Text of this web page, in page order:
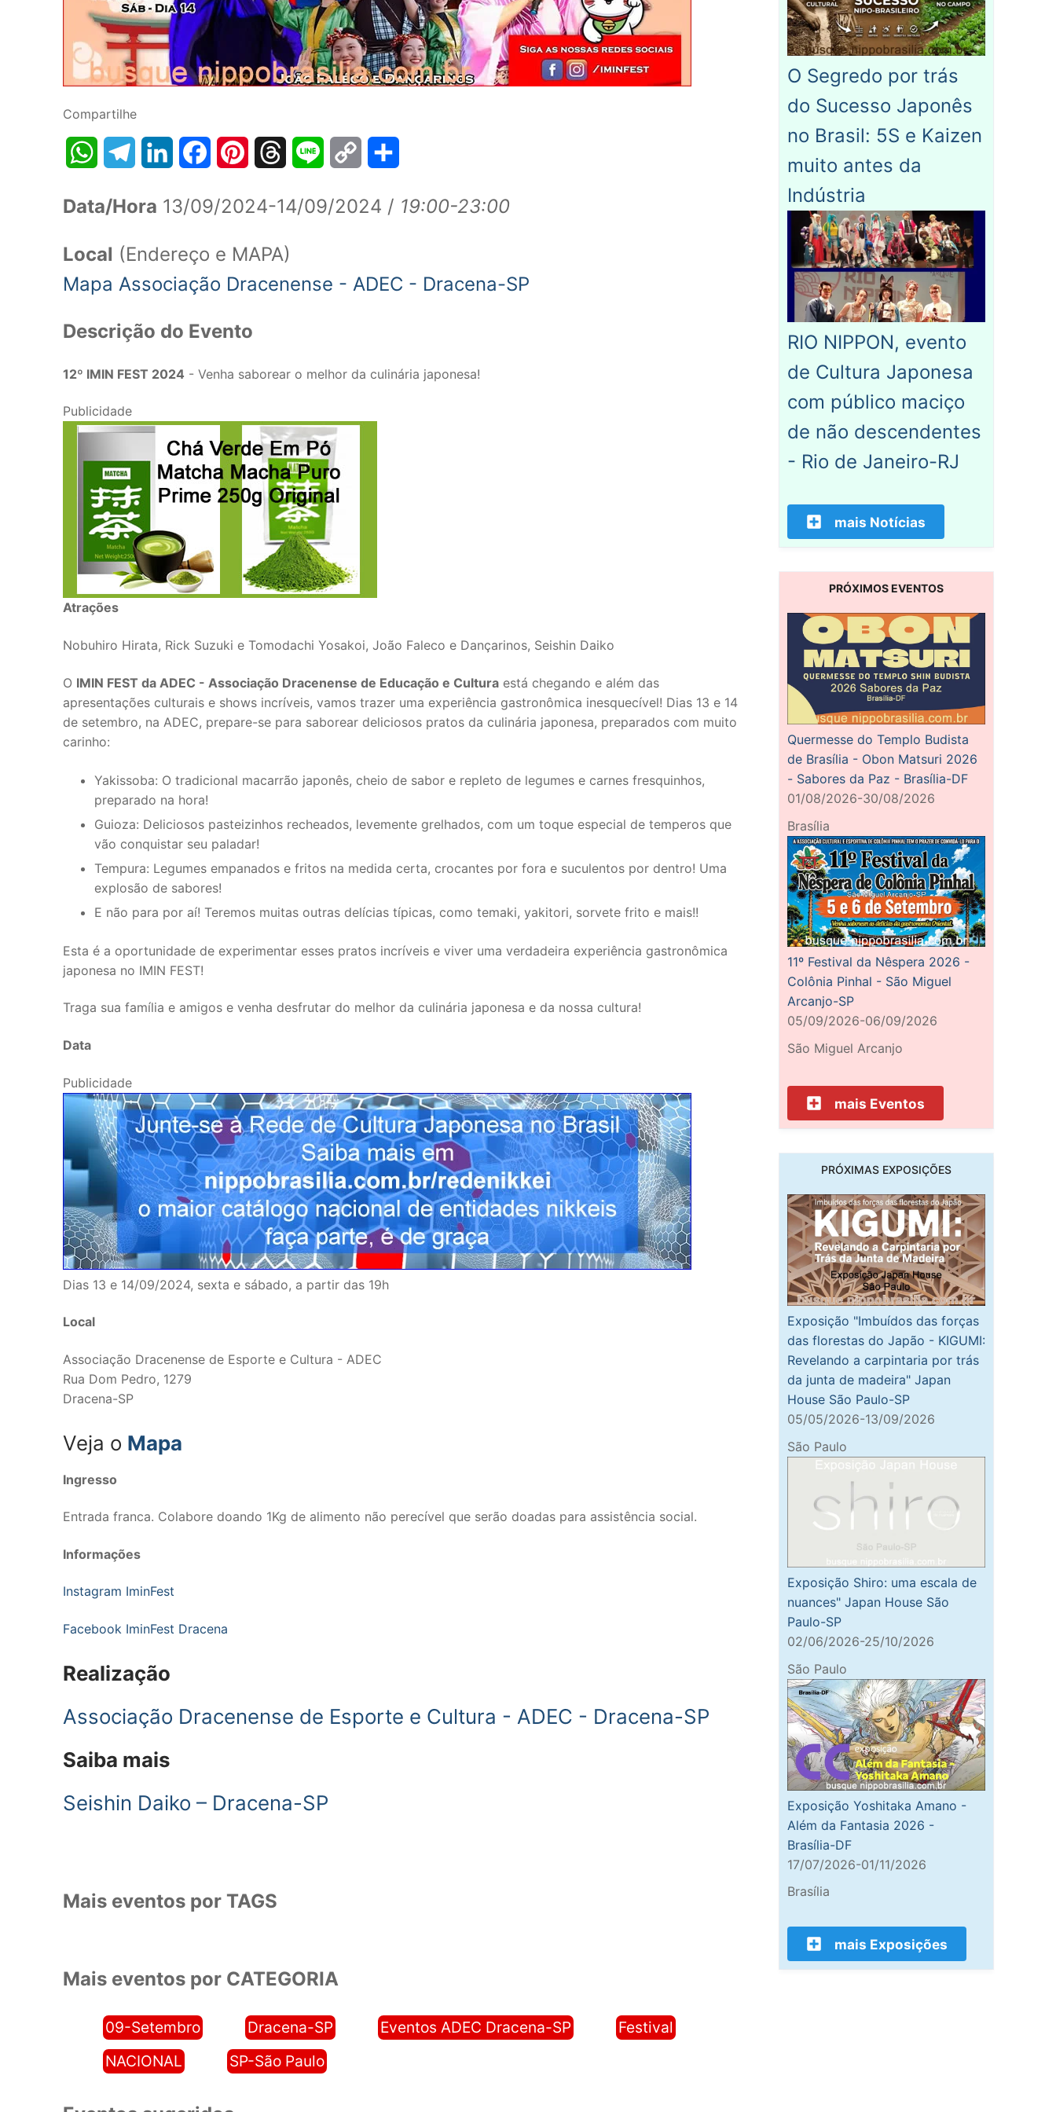
Compartilhe
WhatsAppTelegramLinkedInFacebookPinterestThreads Line
Copy
Data/Hora 13/09/2024-14/09/2024 / 19:00-23:00
Local (Endereço e MAPA)
Mapa Associação Dracenense - ADEC - Dracena-SP
Descrição do Evento
12º IMIN FEST 2024 - Venha saborear o melhor da culinária japonesa!
Publicidade
Atrações
Nobuhiro Hirata, Rick Suzuki e Tomodachi Yosakoi, João Faleco e Dançarinos, Seishin Daiko
O IMIN FEST da ADEC - Associação Dracenense de Educação e Cultura está chegando e além das
apresentações culturais e shows incríveis, vamos trazer uma experiência gastronômica inesquecível! Dias 13 e 14
de setembro, na ADEC, prepare-se para saborear deliciosos pratos da culinária japonesa, preparados com muito
carinho:
Yakissoba: O tradicional macarrão japonês, cheio de sabor e repleto de legumes e carnes fresquinhos,
preparado na hora!
Guioza: Deliciosos pasteizinhos recheados, levemente grelhados, com um toque especial de temperos que
vão conquistar seu paladar!
Tempura: Legumes empanados e fritos na medida certa, crocantes por fora e suculentos por dentro! Uma
explosão de sabores!
E não para por aí! Teremos muitas outras delícias típicas, como temaki, yakitori, sorvete frito e mais!!
Esta é a oportunidade de experimentar esses pratos incríveis e viver uma verdadeira experiência gastronômica
japonesa no IMIN FEST!
Traga sua família e amigos e venha desfrutar do melhor da culinária japonesa e da nossa cultura!
Data
Publicidade
Dias 13 e 14/09/2024, sexta e sábado, a partir das 19h
Local
Associação Dracenense de Esporte e Cultura - ADEC
Rua Dom Pedro, 1279
Dracena-SP
Veja o Mapa
Ingresso
Entrada franca. Colabore doando 1Kg de alimento não perecível que serão doadas para assistência social.
Informações
Instagram IminFest
Facebook IminFest Dracena
Realização
Associação Dracenense de Esporte e Cultura - ADEC - Dracena-SP
Saiba mais
Seishin Daiko – Dracena-SP
Mais eventos por TAGS
Mais eventos por CATEGORIA
09-Setembro Dracena-SP Eventos ADEC Dracena-SP
Festival
NACIONAL
SP-São Paulo
O Segredo por trás
do Sucesso Japonês
no Brasil: 5S e Kaizen
muito antes da
Indústria
RIO NIPPON, evento
de Cultura Japonesa
com público maciço
de não descendentes
- Rio de Janeiro-RJ
mais Notícias
PRÓXIMOS EVENTOS
Quermesse do Templo Budista
de Brasília - Obon Matsuri 2026
- Sabores da Paz - Brasília-DF
01/08/2026-30/08/2026
Brasília
11º Festival da Nêspera 2026 -
Colônia Pinhal - São Miguel
Arcanjo-SP
05/09/2026-06/09/2026
São Miguel Arcanjo
mais Eventos
PRÓXIMAS EXPOSIÇÕES
Exposição "Imbuídos das forças
das florestas do Japão - KIGUMI:
Revelando a carpintaria por trás
da junta de madeira" Japan
House São Paulo-SP
05/05/2026-13/09/2026
São Paulo
Exposição Shiro: uma escala de
nuances" Japan House São
Paulo-SP
02/06/2026-25/10/2026
São Paulo
Exposição Yoshitaka Amano -
Além da Fantasia 2026 -
Brasília-DF
17/07/2026-01/11/2026
Brasília
mais Exposições